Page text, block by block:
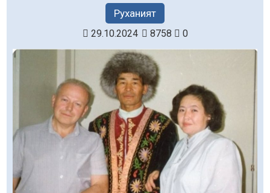
Руханият
29.10.2024 8758 0